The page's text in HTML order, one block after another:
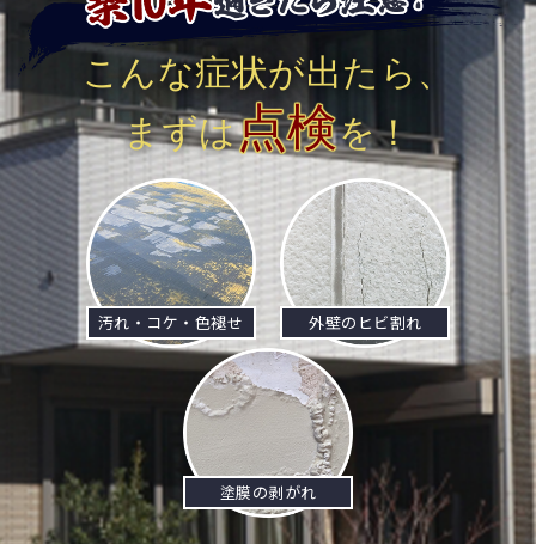
ン
こんな症状が出たら、
まずは点検を！
汚れ・コケ・色褪せ 外壁のヒビ割れ
塗膜の剥がれ